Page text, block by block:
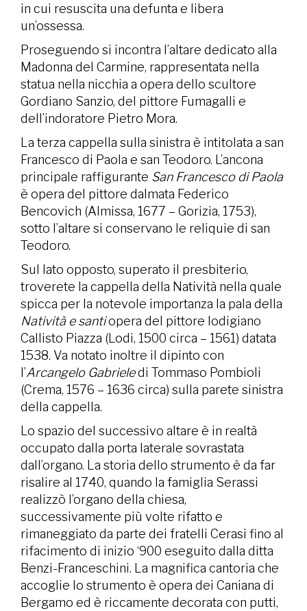
in cui resuscita una defunta e libera
un’ossessa.
Proseguendo si incontra l’altare dedicato alla
Madonna del Carmine, rappresentata nella
statua nella nicchia a opera dello scultore
Gordiano Sanzio, del pittore Fumagalli e
dell’indoratore Pietro Mora.
La terza cappella sulla sinistra è intitolata a san
Francesco di Paola e san Teodoro. L’ancona
principale raffigurante San Francesco di Paola
è opera del pittore dalmata Federico
Bencovich (Almissa, 1677 – Gorizia, 1753),
sotto l’altare si conservano le reliquie di san
Teodoro.
Sul lato opposto, superato il presbiterio,
troverete la cappella della Natività nella quale
spicca per la notevole importanza la pala della
Natività e santiopera del pittore lodigiano
Callisto Piazza (Lodi, 1500 circa – 1561) datata
1538. Va notato inoltre il dipinto con
l’Arcangelo Gabrieledi Tommaso Pombioli
(Crema, 1576 – 1636 circa) sulla parete sinistra
della cappella.
Lo spazio del successivo altare è in realtà
occupato dalla porta laterale sovrastata
dall’organo. La storia dello strumento è da far
risalire al 1740, quando la famiglia Serassi
realizzò l’organo della chiesa,
successivamente più volte rifatto e
rimaneggiato da parte dei fratelli Cerasi fino al
rifacimento di inizio ‘900 eseguito dalla ditta
Benzi-Franceschini. La magnifica cantoria che
accoglie lo strumento è opera dei Caniana di
Bergamo ed è riccamente decorata con putti,